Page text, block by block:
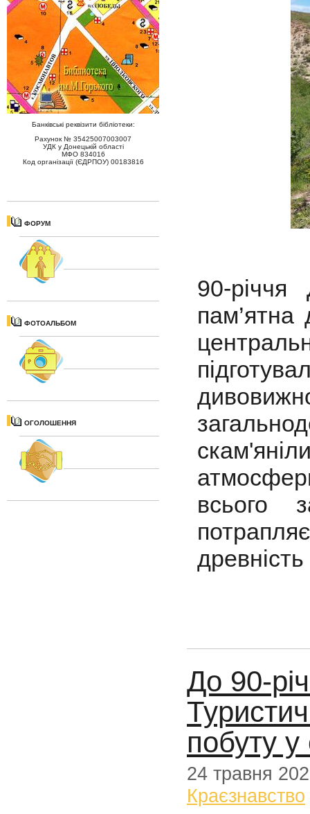
Банківські реквізити бібліотеки:
Рахунок № 35425007003007
УДК у Донецькій області
МФО 834016
Код організації (ЄДРПОУ) 00183816
ФОРУМ
ФОТОАЛЬБОМ
ОГОЛОШЕННЯ
90-
пам’ятна
всього
До 90-
побуту
24 травня
Краєзнавство